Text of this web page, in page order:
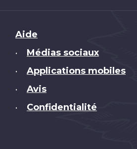
Brand
Aide
• Médias sociaux
• Applications mobiles
• Avis
• Confidentialité